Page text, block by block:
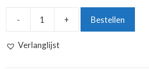
-
Praatkaarten:
+ Bestellen
Verlanglijst